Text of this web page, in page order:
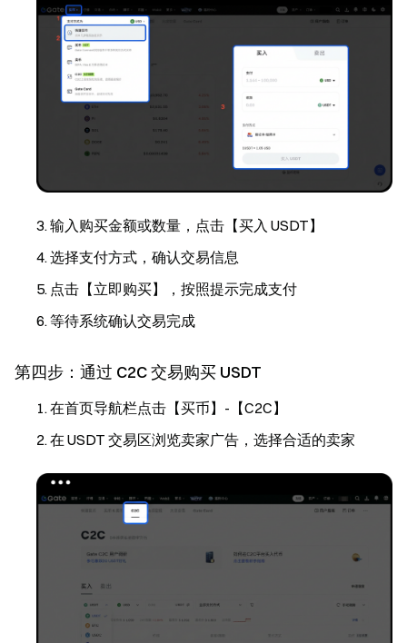
输入购买金额或数量，点击【买入 USDT】
选择支付方式，确认交易信息
点击【立即购买】，按照提示完成支付
等待系统确认交易完成
第四步：通过 C2C 交易购买 USDT
在首页导航栏点击【买币】-【C2C】
在 USDT 交易区浏览卖家广告，选择合适的卖家